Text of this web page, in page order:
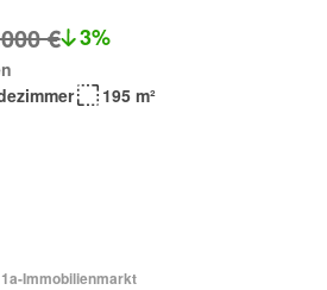
€ 3%
195 m²
Immobilienmarkt